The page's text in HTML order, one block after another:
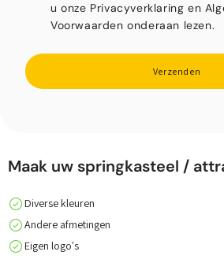
u onze Privacyverklaring en
Voorwaarden onderaan lezen.
Verzenden
Maak uw springkasteel /
Diverse kleuren
Andere afmetingen
Eigen logo's